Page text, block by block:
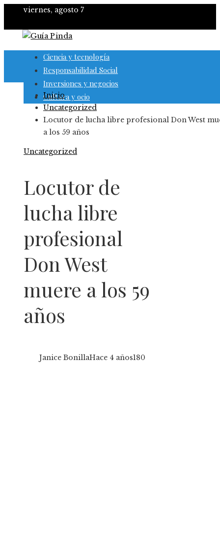
viernes, agosto 7
Ciencia y tecnología
Responsabilidad Social
Inversiones y negocios
Cultura y ocio
Inicio
Uncategorized
Locutor de lucha libre profesional Don West
a los 59 años
Uncategorized
Locutor de
lucha libre
profesional
Don West
muere a los 59
años
Janice BonillaHace 4 años180